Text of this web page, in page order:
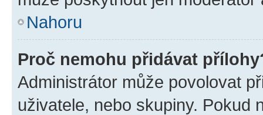
Nahoru
Proč nemohu přidávat
Administrátor může povolovat
uživatele, nebo skupiny. Pokud